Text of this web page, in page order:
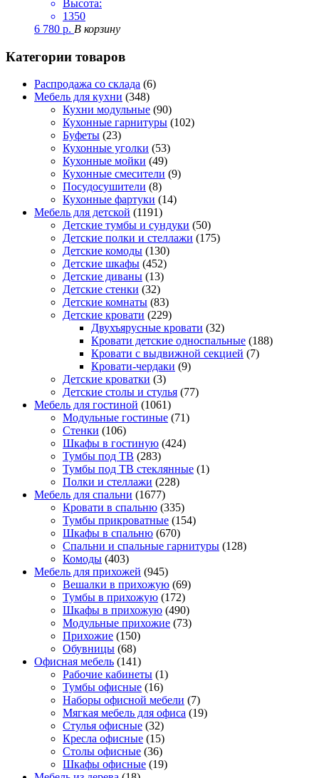
Высота:
1350
6 780 р. В корзину
Категории товаров
Распродажа со склада (6)
Мебель для кухни (348)
Кухни модульные (90)
Кухонные гарнитуры (102)
Буфеты (23)
Кухонные уголки (53)
Кухонные мойки (49)
Кухонные смесители (9)
Посудосушители (8)
Кухонные фартуки (14)
Мебель для детской (1191)
Детские тумбы и сундуки (50)
Детские полки и стеллажи (175)
Детские комоды (130)
Детские шкафы (452)
Детские диваны (13)
Детские стенки (32)
Детские комнаты (83)
Детские кровати (229)
Двухъярусные кровати (32)
Кровати детские односпальные (188)
Кровати с выдвижной секцией (7)
Кровати-чердаки (9)
Детские кроватки (3)
Детские столы и стулья (77)
Мебель для гостиной (1061)
Модульные гостиные (71)
Стенки (106)
Шкафы в гостиную (424)
Тумбы под ТВ (283)
Тумбы под ТВ стеклянные (1)
Полки и стеллажи (228)
Мебель для спальни (1677)
Кровати в спальню (335)
Тумбы прикроватные (154)
Шкафы в спальню (670)
Спальни и спальные гарнитуры (128)
Комоды (403)
Мебель для прихожей (945)
Вешалки в прихожую (69)
Тумбы в прихожую (172)
Шкафы в прихожую (490)
Модульные прихожие (73)
Прихожие (150)
Обувницы (68)
Офисная мебель (141)
Рабочие кабинеты (1)
Тумбы офисные (16)
Наборы офисной мебели (7)
Мягкая мебель для офиса (19)
Стулья офисные (32)
Кресла офисные (15)
Столы офисные (36)
Шкафы офисные (19)